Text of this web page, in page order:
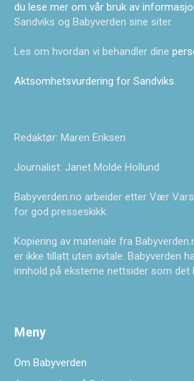
du lese mer om vår bruk av
Sandviks og Babyverden sine siter.
Les om hvordan vi behandler dine
Aktsomhetsvurdering for Sandviks.
Redaktør: Maren Eriksen
Journalist: Janet Molde Hollund
Babyverden.no arbeider etter Vær
for god presseskikk.
Kopiering av materiale fra
er ikke tillatt uten avtale. Babyverden
innhold på eksterne nettsider som det
Meny
Om Babyverden